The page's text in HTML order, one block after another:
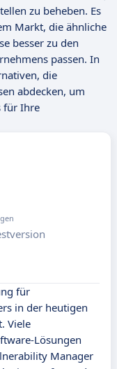
zu beheben. Es
Markt, die ähnliche
besser zu den
passen. In
die
abdecken, um
für Ihre
für
in der heutigen
Viele
Lösungen
Manager